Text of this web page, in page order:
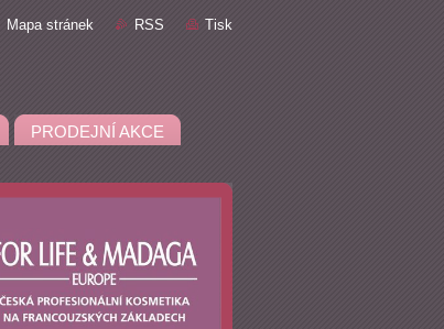
Mapa stránek RSS Tisk
PRODEJNÍ AKCE